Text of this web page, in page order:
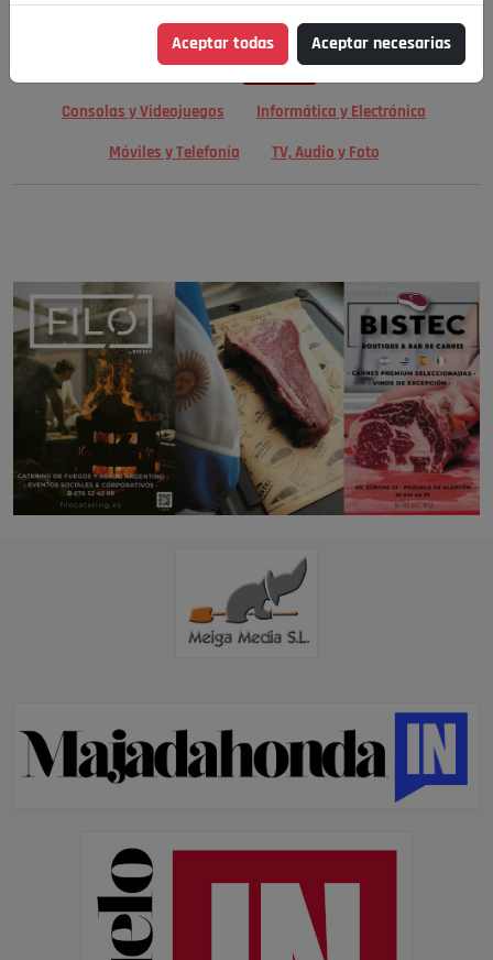
Cine, Libros y Música Coleccionismo Otros Otros
Empleo Servicios Tecnología
Consolas y Videojuegos Informática y Electrónica
Móviles y Telefonía TV, Audio y Foto
Aceptar todas Aceptar necesarias